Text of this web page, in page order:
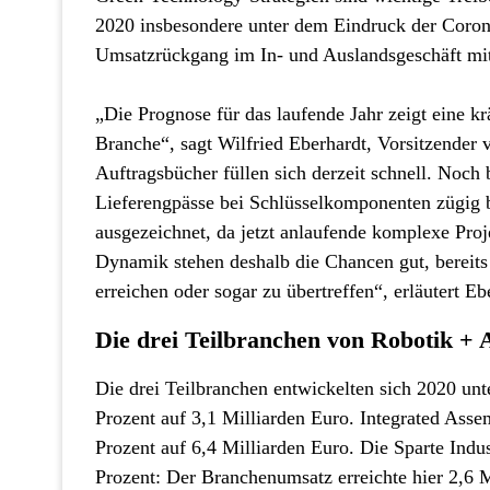
2020 insbesondere unter dem Eindruck der
Umsatzrückgang im In- und Auslandsgeschäft
„Die Prognose für das laufende Jahr zeigt eine
Branche“, sagt Wilfried Eberhardt,
Auftragsbücher füllen sich derzeit schnell. Noch
Lieferengpässe bei Schlüsselkomponenten
ausgezeichnet, da jetzt anlaufende komplexe
Dynamik stehen deshalb die Chancen gut,
erreichen oder sogar zu übertreffen“, erläutert
Die drei Teilbranchen von Robotik +
Die drei Teilbranchen entwickelten sich 2020
Prozent auf 3,1 Milliarden Euro. Integrated
Prozent auf 6,4 Milliarden Euro. Die Sparte
Prozent: Der Branchenumsatz erreichte hier